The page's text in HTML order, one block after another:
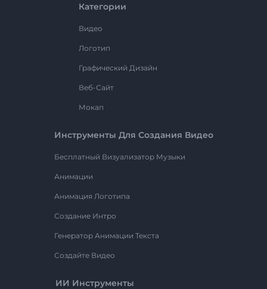
Категории
Видео
Логотип
Графический Дизайн
Веб-Сайт
Мокап
Инструменты Для Создания Видео
Бесплатный Визуализатор Музыки
Анимации
Анимация Логотипа
Создание Интро
Генератор Анимации Текста
Создайте Видео
ИИ Инструменты